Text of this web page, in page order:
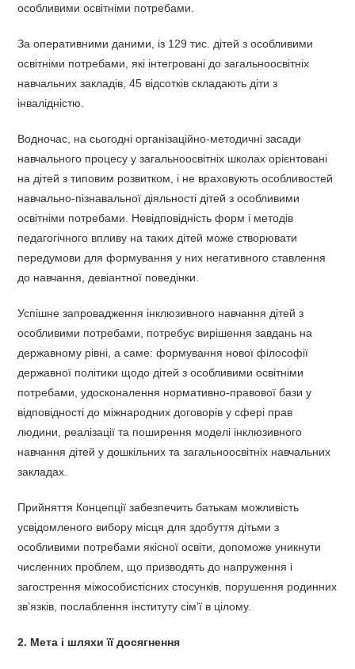
особливими освітніми потребами.
За оперативними даними, із 129 тис. дітей з особливими
освітніми потребами, які інтегровані до загальноосвітніх
навчальних закладів, 45 відсотків складають діти з
інвалідністю.
Водночас, на сьогодні організаційно-методичні засади
навчального процесу у загальноосвітніх школах орієнтовані
на дітей з типовим розвитком, і не враховують особливостей
навчально-пізнавальної діяльності дітей з особливими
освітніми потребами. Невідповідність форм і методів
педагогічного впливу на таких дітей може створювати
передумови для формування у них негативного ставлення
до навчання, девіантної поведінки.
Успішне запровадження інклюзивного навчання дітей з
особливими потребами, потребує вирішення завдань на
державному рівні, а саме: формування нової філософії
державної політики щодо дітей з особливими освітніми
потребами, удосконалення нормативно-правової бази у
відповідності до міжнародних договорів у сфері прав
людини, реалізації та поширення моделі інклюзивного
навчання дітей у дошкільних та загальноосвітніх навчальних
закладах.
Прийняття Концепції забезпечить батькам можливість
усвідомленого вибору місця для здобуття дітьми з
особливими потребами якісної освіти, допоможе уникнути
численних проблем, що призводять до напруження і
загострення міжособистісних стосунків, порушення родинних
зв’язків, послаблення інституту сім’ї в цілому.
2. Мета і шляхи її досягнення